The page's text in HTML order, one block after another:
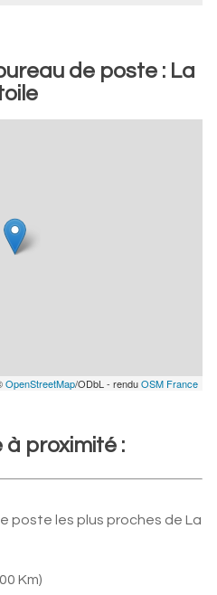
de poste : La
OpenStreetMap/ODbL - renduOSM France
proximité :
poste les plus proches de La
Km)